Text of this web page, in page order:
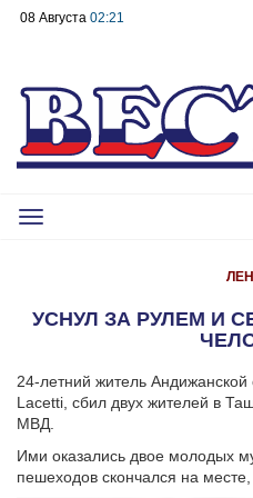
08 Августа 02:21
Toggle
УСНУЛ ЗА РУЛЕМ И
24-летний житель
Lacetti, сбил двух жителей в
МВД.
Ими оказались двое молодых
пешеходов скончался на